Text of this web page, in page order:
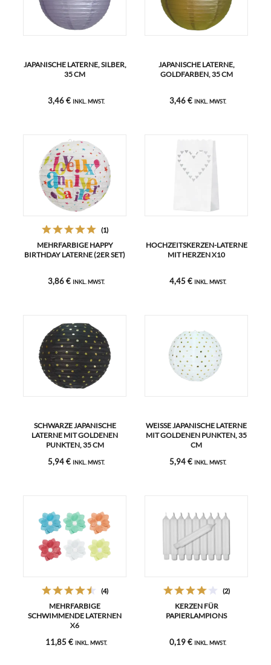
JAPANISCHE LATERNE, SILBER,
35 CM
3,46 € INKL. MWST.
JAPANISCHE LATERNE,
GOLDFARBEN, 35 CM
3,46 € INKL. MWST.
(1)
MEHRFARBIGE HAPPY
BIRTHDAY LATERNE (2ER SET)
3,86 € INKL. MWST.
HOCHZEITSKERZEN-LATERNE
MIT HERZEN X10
4,45 € INKL. MWST.
SCHWARZE JAPANISCHE
LATERNE MIT GOLDENEN
PUNKTEN, 35 CM
5,94 € INKL. MWST.
WEISSE JAPANISCHE LATERNE M
IT GOLDENEN PUNKTEN, 35 C
M
5,94 € INKL. MWST.
(4)
MEHRFARBIGE
SCHWIMMENDE LATERNEN
X6
11,85 € INKL. MWST.
(2)
KERZEN FÜR
PAPIERLAMPIONS
0,19 € INKL. MWST.